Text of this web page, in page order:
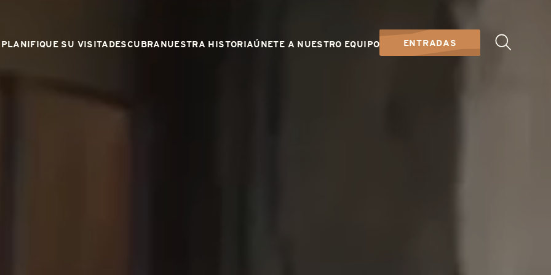
PLANIFIQUE SU VISITADESCUBRANUESTRA HISTORIAÚNETE A NUESTRO EQUIPO ENTRADAS